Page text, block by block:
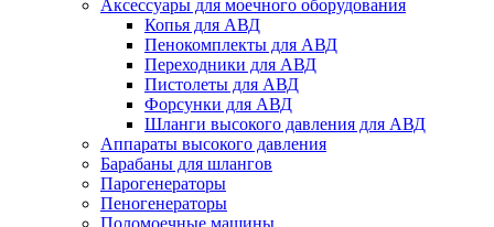
Аксессуары для моечного оборудования
Копья для АВД
Пенокомплекты для АВД
Переходники для АВД
Пистолеты для АВД
Форсунки для АВД
Шланги высокого давления для АВД
Аппараты высокого давления
Барабаны для шлангов
Парогенераторы
Пеногенераторы
Поломоечные машины